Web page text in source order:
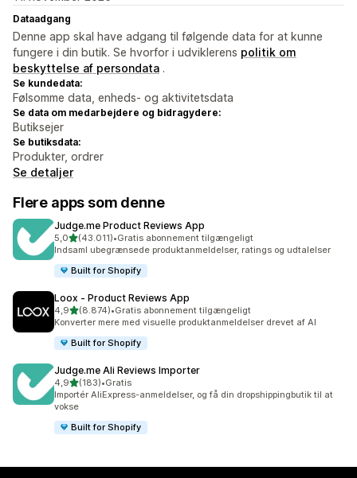
Dataadgang
Denne app skal have adgang til følgende data for at kunne
fungere i din butik. Se hvorfor i udviklerens politik om
beskyttelse af persondata .
Se kundedata:
Følsomme data, enheds- og aktivitetsdata
Se data om medarbejdere og bidragydere:
Butiksejer
Se butiksdata:
Produkter, ordrer
Se detaljer
Flere apps som denne
Judge.me Product Reviews App
5,0ud af 5 stjerner
(43.011)
43011 anmeldelser i alt
•Gratis abonnement tilgængeligt
Indsaml ubegrænsede produktanmeldelser, ratings og udtalelser
Built for Shopify
Loox ‑ Product Reviews App
4,9ud af 5 stjerner
(8.874)
8874 anmeldelser i alt
•Gratis abonnement tilgængeligt
Konverter mere med visuelle produktanmeldelser drevet af AI
Built for Shopify
Judge.me Ali Reviews Importer
4,9ud af 5 stjerner
(183)
183 anmeldelser i alt
•Gratis
Importér AliExpress-anmeldelser, og få din dropshippingbutik til at
vokse
Built for Shopify